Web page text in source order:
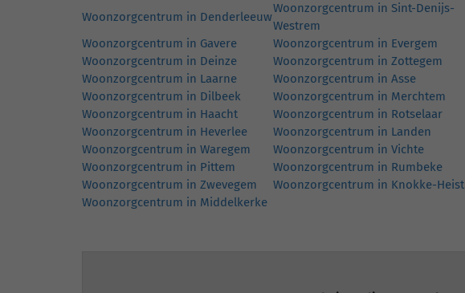
Woonzorgcentrum in Denderleeuw
Woonzorgcentrum in Sint-Denijs-
Westrem
Woonzorgcentrum in Gavere
Woonzorgcentrum in Evergem
Woonzorgcentrum in Deinze
Woonzorgcentrum in Zottegem
Woonzorgcentrum in Laarne
Woonzorgcentrum in Asse
Woonzorgcentrum in Dilbeek
Woonzorgcentrum in Merchtem
Woonzorgcentrum in Haacht
Woonzorgcentrum in Rotselaar
Woonzorgcentrum in Heverlee
Woonzorgcentrum in Landen
Woonzorgcentrum in Waregem
Woonzorgcentrum in Vichte
Woonzorgcentrum in Pittem
Woonzorgcentrum in Rumbeke
Woonzorgcentrum in Zwevegem
Woonzorgcentrum in Knokke-Heist
Woonzorgcentrum in Middelkerke